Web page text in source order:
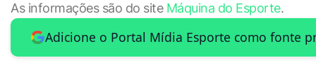
As informações são do site Máquina do Esporte.
Adicione o Portal Mídia Esporte como fonte